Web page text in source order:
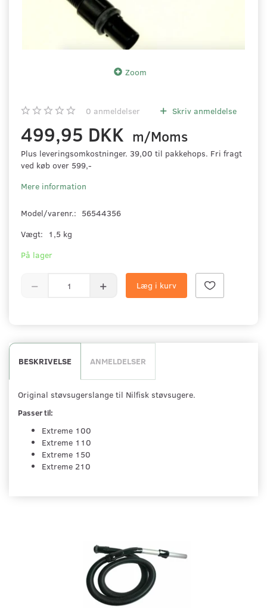
Zoom
0 anmeldelser Skriv anmeldelse
499,95 DKK m/Moms
Plus leveringsomkostninger. 39,00 til pakkehops. Fri fragt
ved køb over 599,-
Mere information
Model/varenr.: 56544356
Vægt:
1,5 kg
På lager
Læg i kurv
BESKRIVELSE ANMELDELSER
Original støvsugerslange til Nilfisk støvsugere.
Passer til:
Extreme 100
Extreme 110
Extreme 150
Extreme 210